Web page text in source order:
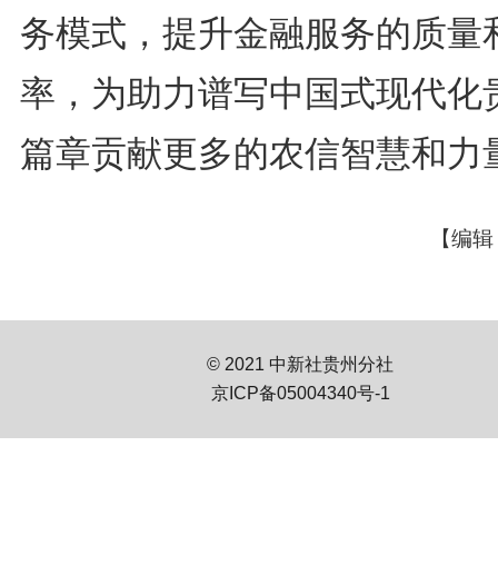
务模式，提升金融服务的质量
率，为助力谱写中国式现代化
篇章贡献更多的农信智慧和力
【编
© 2021 中新社贵州分社
京ICP备05004340号-1